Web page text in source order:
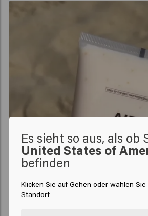
Es sieht so aus, als ob
United States of
befinden
Klicken Sie auf Gehen oder wählen
Standort